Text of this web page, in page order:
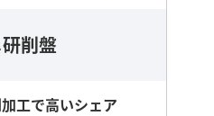
削盤
工で高いシェア